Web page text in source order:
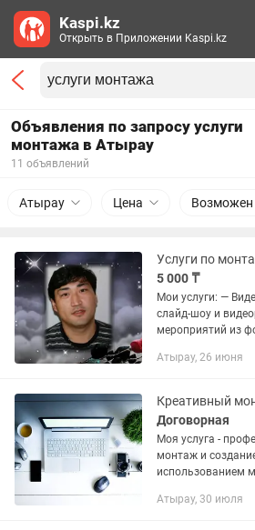
Объявления по запросу услуги
монтажа в Атырау
11 объявлений
Атырау Цена Возможен
5 000 ₸
Мои услуги: — Видеомонтаж -Создание
слайд-шоу и
мероприятий из
День рождения/Туған күн
Атырау, 26 июня
Договорная
Моя услуга -
монтаж и
использованием
включая: 1.Видео приглашения:
Атырау, 30 июля
Kaspi.kz
Открыть в Приложении Kaspi.kz